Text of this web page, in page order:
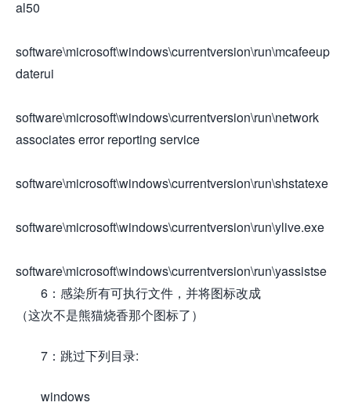
al50
software\microsoft\windows\currentversion\run\mcafeeup
daterui
software\microsoft\windows\currentversion\run\network
associates error reporting service
software\microsoft\windows\currentversion\run\shstatexe
software\microsoft\windows\currentversion\run\ylive.exe
software\microsoft\windows\currentversion\run\yassistse
6：感染所有可执行文件，并将图标改成
（这次不是熊猫烧香那个图标了）
7：跳过下列目录:
windows